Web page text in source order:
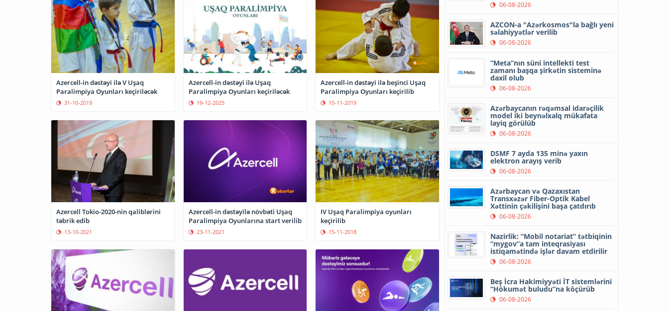
Azercell-in dəstəyi ilə V Uşaq
Paralimpiya Oyunları keçiriləcək
31-10-2019
Azercell-in dəstəyi ilə Uşaq
Paralimpiya Oyunları keçiriləcək
19-12-2025
Azercell-in dəstəyi ilə beşinci Uşaq
Paralimpiya Oyunları keçirilib
15-11-2019
Azercell Tokio-2020-nin qaliblərini
təbrik edib
13-10-2021
Azercell-in dəstəyilə növbəti Uşaq
Paralimpiya Oyunlarına start verilib
23-11-2021
IV Uşaq Paralimpiya oyunları
keçirilib
15-11-2018
06-08-2026
AZCON-a "Azərkosmos"la bağlı yeni
səlahiyyətlər verilib
06-08-2026
“Meta”nın süni intellekti test
zamanı başqa şirkətin sisteminə
daxil olub
06-08-2026
Azərbaycanın rəqəmsal idarəçilik
model iki beynəlxalq mükafata
layiq görülüb
06-08-2026
DSMF 7 ayda 135 minə yaxın
elektron arayış verib
06-08-2026
Azərbaycan və Qazaxıstan
Transxəzər Fiber-Optik Kabel
Xəttinin çəkilişini başa çatdırıb
06-08-2026
Nazirlik: “Mobil notariat” tətbiqinin
“mygov”a tam inteqrasiyası
istiqamətində işlər davam etdirilir
06-08-2026
Beş İcra Hakimiyyəti İT sistemlərini
“Hökumət buludu”na köçürüb
06-08-2026